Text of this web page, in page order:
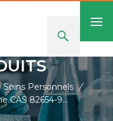
Personnels /
Éther Butylique De Vanilline CAS 82654-98-6